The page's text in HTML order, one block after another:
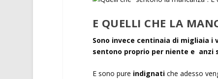
E QUELLI CHE LA
Sono invece centinaia di migliaia
sentono proprio per niente e anzi
E sono pure indignati che adesso